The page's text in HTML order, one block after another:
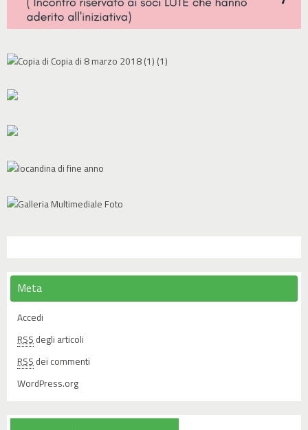
Meta
Accedi
RSS degli articoli
RSS dei commenti
WordPress.org